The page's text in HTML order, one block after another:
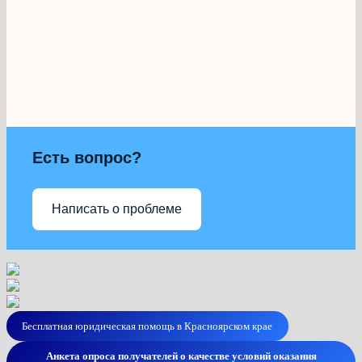
Есть вопрос?
Написать о проблеме
Бесплатная юридическая помощь в Красноярском крае
Анкета опроса получателей о качестве условий оказания